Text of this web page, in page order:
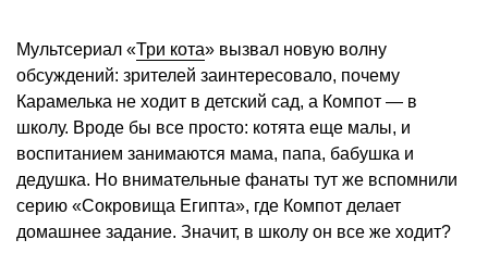
Мультсериал «Три кота» вызвал новую волну
обсуждений: зрителей заинтересовало, почему
Карамелька не ходит в детский сад, а Компот — в
школу. Вроде бы все просто: котята еще малы, и
воспитанием занимаются мама, папа, бабушка и
дедушка. Но внимательные фанаты тут же вспомнили
серию «Сокровища Египта», где Компот делает
домашнее задание. Значит, в школу он все же ходит?